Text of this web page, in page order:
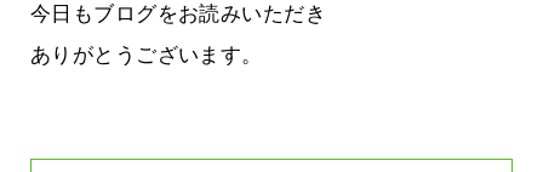
今日もブログをお読みいただき
ありがとうございます。